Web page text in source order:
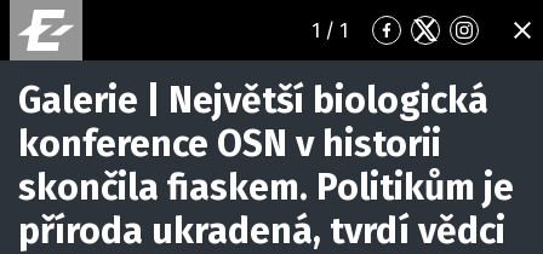
1 / 1
Přejít
na
Facebook
Přejít
na
Twitter
Přejít
na
Galerie | Největší biologická
konference OSN v historii
skončila fiaskem. Politikům je
příroda ukradená, tvrdí vědci